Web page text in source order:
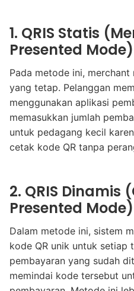
1. QRIS Statis
Presented Mode)
Pada metode ini, merchant
yang tetap. Pelanggan
menggunakan aplikasi
memasukkan jumlah
untuk pedagang kecil
cetak kode QR tanpa
2. QRIS Dinamis
Presented Mode)
Dalam metode ini, sistem
kode QR unik untuk setiap
pembayaran yang sudah
memindai kode tersebut